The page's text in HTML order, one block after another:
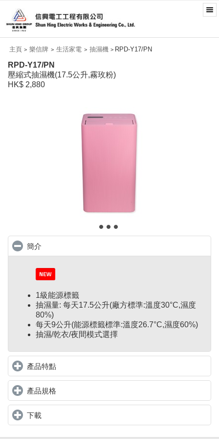
主頁 > 樂信牌 > 生活家電 > 抽濕機 > RPD-Y17/PN
RPD-Y17/PN
壓縮式抽濕機(17.5公升,霧玫粉)
HK$ 2,880
簡介
1級能源標籤
抽濕量: 每天17.5公升(廠方標準:溫度30°C,濕度
80%)
每天9公升(能源標籤標準:溫度26.7°C,濕度60%)
抽濕/乾衣/夜間模式選擇
產品特點click to expand contents
產品規格
下載click to expand contents